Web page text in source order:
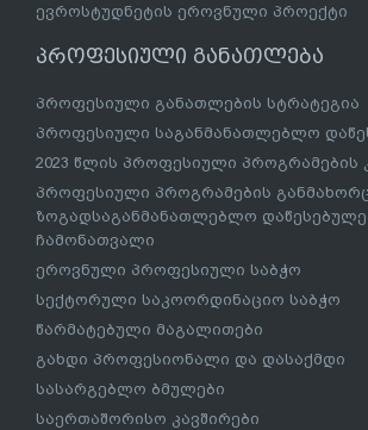
ევროსტუდნეტის ეროვნული პროექტი
პროფესიული განათლება
პროფესიული განათლების სტრატეგია
პროფესიული საგანმანათლებლო
2023 წლის პროფესიული პროგრამების
პროფესიული პროგრამების
ზოგადსაგანმანათლებლო
ჩამონათვალი
ეროვნული პროფესიული საბჭო
სექტორული საკოორდინაციო საბჭო
წარმატებული მაგალითები
გახდი პროფესიონალი და დასაქმდი
სასარგებლო ბმულები
საერთაშორისო კავშირები